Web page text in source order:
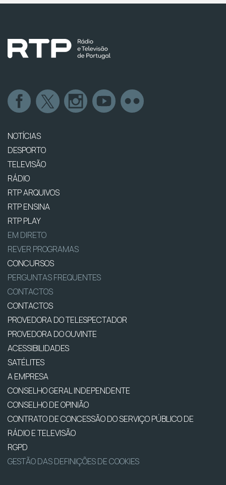
NOTÍCIAS
DESPORTO
TELEVISÃO
RÁDIO
RTP ARQUIVOS
RTP ENSINA
RTP PLAY
EM DIRETO
REVER PROGRAMAS
CONCURSOS
PERGUNTAS FREQUENTES
CONTACTOS
CONTACTOS
PROVEDORA DO TELESPECTADOR
PROVEDORA DO OUVINTE
ACESSIBILIDADES
SATÉLITES
A EMPRESA
CONSELHO GERAL INDEPENDENTE
CONSELHO DE OPINIÃO
CONTRATO DE CONCESSÃO DO SERVIÇO PÚBLICO DE
RÁDIO E TELEVISÃO
RGPD
GESTÃO DAS DEFINIÇÕES DE COOKIES